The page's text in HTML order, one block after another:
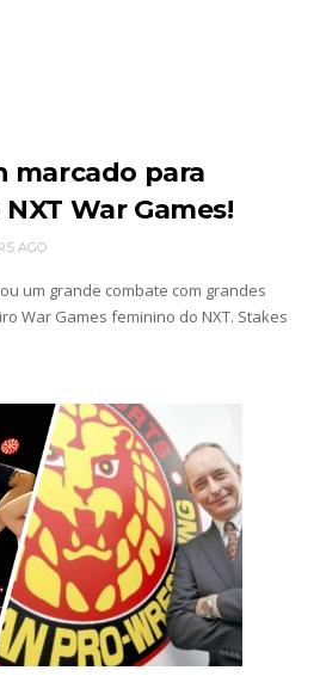
marcado para
War Games!
AGO
um grande combate com grandes
War Games feminino do NXT. Stakes